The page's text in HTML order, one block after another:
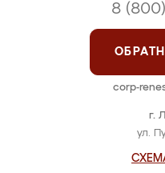
г.
ул.
8 (800)
corp-